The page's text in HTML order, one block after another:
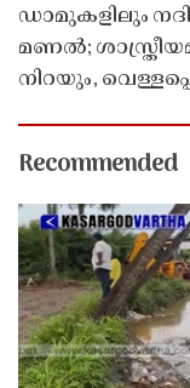
ഡാമുകളിലും
മണൽ;
നിറയും,
Recommended